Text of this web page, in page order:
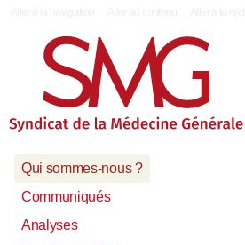
Qui sommes-nous ?
Communiqués
Analyses